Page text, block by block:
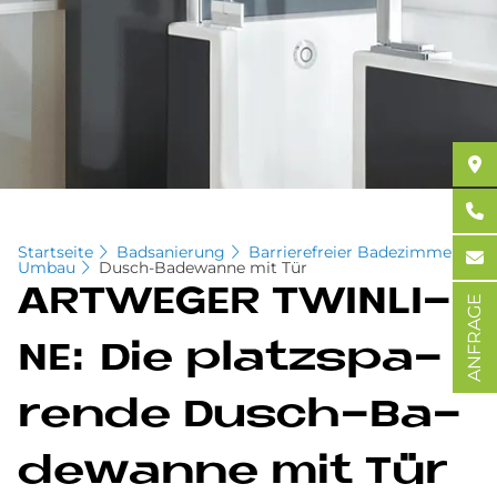
Startseite Badsanierung Barrierefreier Badezimmer-
Umbau Dusch-Badewanne mit Tür
ART­WE­GER TWIN­LI­
NE: Die platz­spa­
ren­de Dusch-Ba­
de­wan­ne mit Tür
ANFRAGE